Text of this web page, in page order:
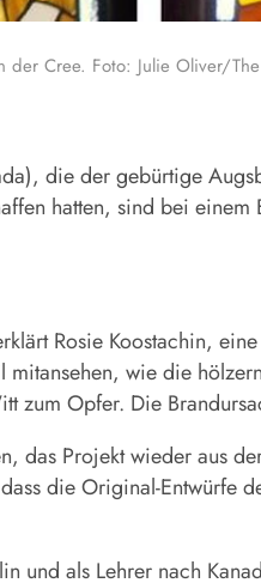
der Cree. Foto: Julie Oliver/
die der gebürtige
hatten, sind bei
Rosie Koostachin,
wie die
zum Opfer. Die
Projekt wieder aus
die Original-Entwürfe
als Lehrer nach